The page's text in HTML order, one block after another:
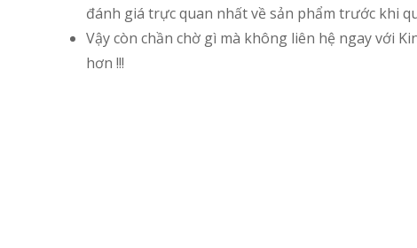
đánh giá trực quan nhất về sản phẩm trước khi
Vậy còn chần chờ gì mà không liên hệ ngay với
hơn !!!